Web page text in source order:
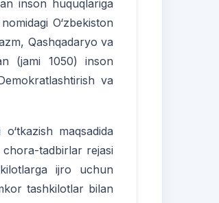
inson huquqlariga
O‘zbekiston
Qashqadaryo va
(jami 1050) inson
va
maqsadida
chora-tadbirlar rejasi
ijro uchun
tashkilotlar bilan